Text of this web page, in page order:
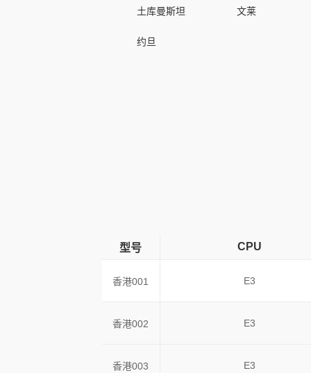
土库曼斯坦 文莱
约旦
型号 CPU
香港001 E3
香港002 E3
香港003 E3